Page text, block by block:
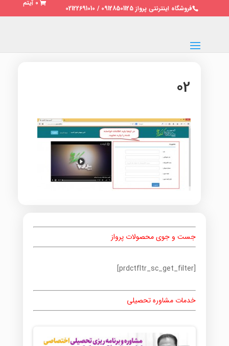
فروشگاه اینترنتی پرواز 09128501125 / 02122691010
0 آیتم
02
جست و جوی محصولات پرواز
[prdctfltr_sc_get_filter]
خدمات مشاوره تحصیلی